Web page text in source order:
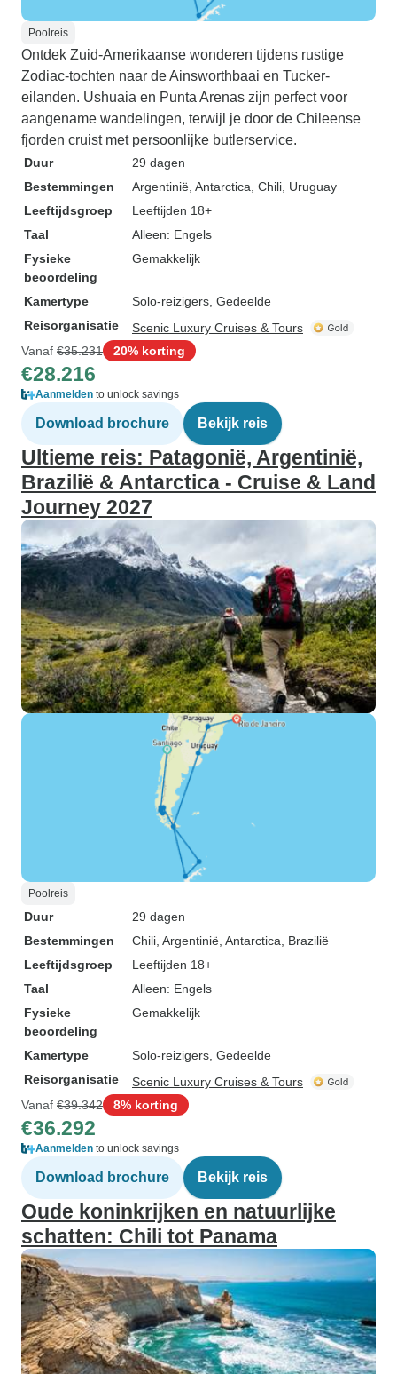
Poolreis
Ontdek Zuid-Amerikaanse wonderen tijdens rustige
Zodiac-tochten naar de Ainsworthbaai en Tucker-
eilanden. Ushuaia en Punta Arenas zijn perfect voor
aangename wandelingen, terwijl je door de Chileense
fjorden cruist met persoonlijke butlerservice.
Duur
29 dagen
Bestemmingen
Argentinië , Antarctica , Chili , Uruguay
Leeftijdsgroep
Leeftijden 18+
Taal
Alleen: Engels
Fysieke
beoordeling
Gemakkelijk
Kamertype
Solo-reizigers, Gedeelde
Reisorganisatie
Scenic Luxury Cruises & Tours
Vanaf €35.231 20% korting
€28.216
Aanmelden to unlock savings
Download brochure Bekijk reis
Ultieme reis: Patagonië, Argentinië,
Brazilië & Antarctica - Cruise & Land
Journey 2027
Poolreis
Duur
29 dagen
Bestemmingen
Chili , Argentinië , Antarctica , Brazilië
Leeftijdsgroep
Leeftijden 18+
Taal
Alleen: Engels
Fysieke
beoordeling
Gemakkelijk
Kamertype
Solo-reizigers, Gedeelde
Reisorganisatie
Scenic Luxury Cruises & Tours
Vanaf €39.342 8% korting
€36.292
Aanmelden to unlock savings
Download brochure Bekijk reis
Oude koninkrijken en natuurlijke
schatten: Chili tot Panama